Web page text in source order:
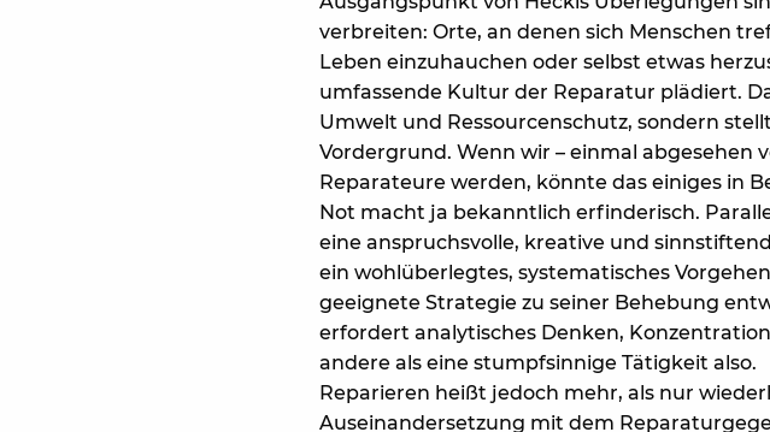
verbreiten: Orte, an denen sich Menschen
Leben einzuhauchen oder selbst etwas
umfassende Kultur der Reparatur plädiert.
Umwelt und Ressourcenschutz, sondern
Vordergrund. Wenn wir – einmal abgesehen
Reparateure werden, könnte das einiges in
Not macht ja bekanntlich erfinderisch.
eine anspruchsvolle, kreative und
ein wohlüberlegtes, systematisches
geeignete Strategie zu seiner Behebung
erfordert analytisches Denken,
andere als eine stumpfsinnige Tätigkeit also.
Reparieren heißt jedoch mehr, als nur
Auseinandersetzung mit dem